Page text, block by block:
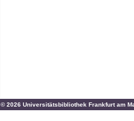
© 2026 Universitätsbibliothek Frankfurt am